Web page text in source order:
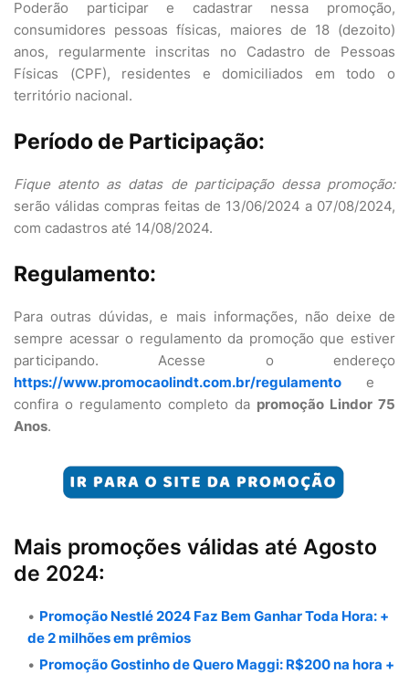
Poderão participar e cadastrar nessa promoção,
consumidores pessoas físicas, maiores de 18 (dezoito)
anos, regularmente inscritas no Cadastro de Pessoas
Físicas (CPF), residentes e domiciliados em todo o
território nacional.
Período de Participação:
Fique atento as datas de participação dessa promoção:
serão válidas compras feitas de 13/06/2024 a 07/08/2024,
com cadastros até 14/08/2024.
Regulamento:
Para outras dúvidas, e mais informações, não deixe de
sempre acessar o regulamento da promoção que estiver
participando. Acesse o endereço
https://www.promocaolindt.com.br/regulamento e
confira o regulamento completo da promoção Lindor 75
Anos.
Mais promoções válidas até Agosto
de 2024:
Promoção Nestlé 2024 Faz Bem Ganhar Toda Hora: +
de 2 milhões em prêmios
Promoção Gostinho de Quero Maggi: R$200 na hora +